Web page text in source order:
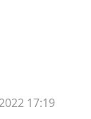
17:19